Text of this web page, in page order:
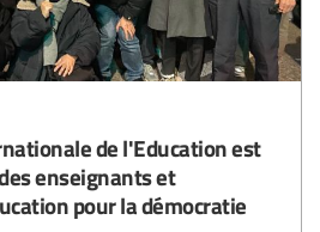
de l'Education est
enseignants et
pour la démocratie